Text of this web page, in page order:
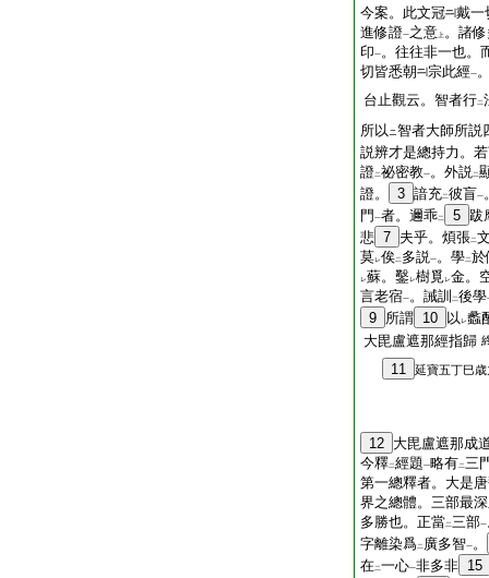
今案。此文冠
戴一
進修證一之意 上 。諸
印一。往往非一也。
切皆悉朝
宗此經一
台止觀云。智者行二
所以ニ智者大師所説
説辨才是總持力。
證二祕密教一。外説二
證。
3 諳充二彼盲一
門 一者。邇乖二 5 跋
悲 7 夫乎。煩張二
莫レ俟二 多説一。學二於
レ蘇。鑿レ樹覓レ金。
言老宿一。誡訓 二後學
9 所謂 10 以 レ蠡
大毘盧遮那經指歸
11 延寶五丁巳
12 大毘盧遮那成
今釋二經題一略有二三
第一總釋者。大是
界之總體。三部最
多勝也。正當二三部一
字離染爲二 廣多智一。
在二一心一非多非 15